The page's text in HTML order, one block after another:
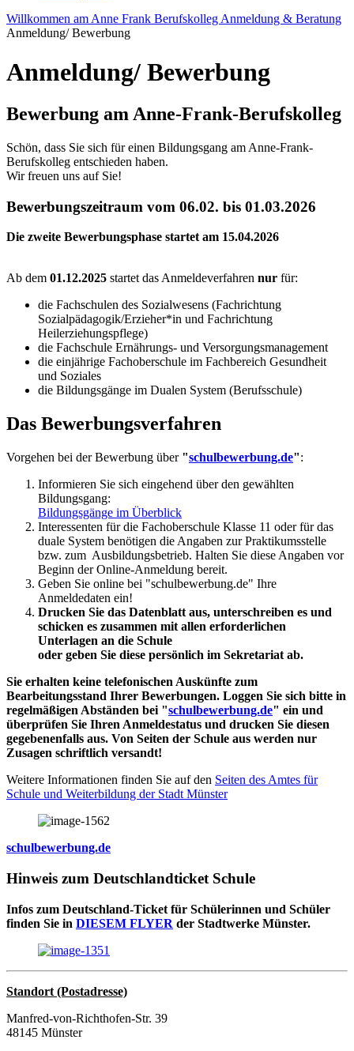
Willkommen am Anne Frank Berufskolleg Anmeldung & Beratung
Anmeldung/ Bewerbung
Anmeldung/ Bewerbung
Bewerbung am Anne-Frank-Berufskolleg
Schön, dass Sie sich für einen Bildungsgang am Anne-Frank-
Berufskolleg entschieden haben.
Wir freuen uns auf Sie!
Bewerbungszeitraum vom 06.02. bis 01.03.2026
Die zweite Bewerbungsphase startet am 15.04.2026
Ab dem 01.12.2025 startet das Anmeldeverfahren nur für:
die Fachschulen des Sozialwesens (Fachrichtung
Sozialpädagogik/Erzieher*in und Fachrichtung
Heilerziehungspflege)
die Fachschule Ernährungs- und Versorgungsmanagement
die einjährige Fachoberschule im Fachbereich Gesundheit
und Soziales
die Bildungsgänge im Dualen System (Berufsschule)
Das Bewerbungsverfahren
Vorgehen bei der Bewerbung über "schulbewerbung.de":
Informieren Sie sich eingehend über den gewählten
Bildungsgang:
Bildungsgänge im Überblick
Interessenten für die Fachoberschule Klasse 11 oder für das
duale System benötigen die Angaben zur Praktikumsstelle
bzw. zum Ausbildungsbetrieb. Halten Sie diese Angaben vor
Beginn der Online-Anmeldung bereit.
Geben Sie online bei "schulbewerbung.de" Ihre
Anmeldedaten ein!
Drucken Sie das Datenblatt aus, unterschreiben es und
schicken es zusammen mit allen erforderlichen
Unterlagen an die Schule
oder geben Sie diese persönlich im Sekretariat ab.
Sie erhalten keine telefonischen Auskünfte zum
Bearbeitungsstand Ihrer Bewerbungen. Loggen Sie sich bitte in
regelmäßigen Abständen bei "schulbewerbung.de" ein und
überprüfen Sie Ihren Anmeldestatus und drucken Sie diesen
gegebenenfalls aus. Von Seiten der Schule aus werden nur
Zusagen schriftlich versandt!
Weitere Informationen finden Sie auf den Seiten des Amtes für
Schule und Weiterbildung der Stadt Münster
schulbewerbung.de
Hinweis zum Deutschlandticket Schule
Infos zum Deutschland-Ticket für Schülerinnen und Schüler
finden Sie in DIESEM FLYER der Stadtwerke Münster.
Standort (Postadresse)
Manfred-von-Richthofen-Str. 39
48145 Münster